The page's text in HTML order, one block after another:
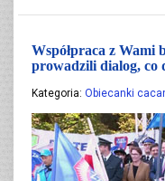
Współpraca z Wami
prowadzili dialog, co
Kategoria: Obiecanki